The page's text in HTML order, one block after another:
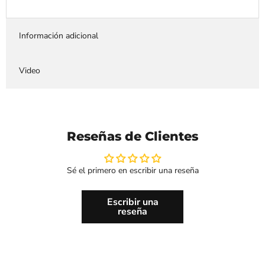
Información adicional
Video
Reseñas de Clientes
Sé el primero en escribir una reseña
Escribir una
reseña